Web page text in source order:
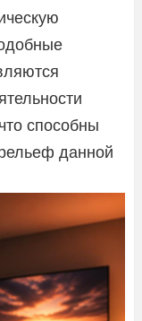
способны
данной